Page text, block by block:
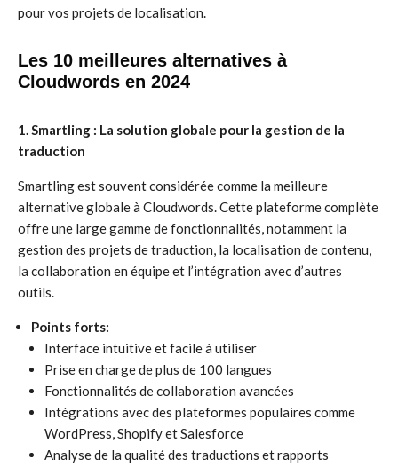
pour vos projets de localisation.
Les 10 meilleures alternatives à
Cloudwords en 2024
1. Smartling : La solution globale pour la gestion de la
traduction
Smartling est souvent considérée comme la meilleure
alternative globale à Cloudwords. Cette plateforme complète
offre une large gamme de fonctionnalités, notamment la
gestion des projets de traduction, la localisation de contenu,
la collaboration en équipe et l’intégration avec d’autres
outils.
Points forts:
Interface intuitive et facile à utiliser
Prise en charge de plus de 100 langues
Fonctionnalités de collaboration avancées
Intégrations avec des plateformes populaires comme
WordPress, Shopify et Salesforce
Analyse de la qualité des traductions et rapports